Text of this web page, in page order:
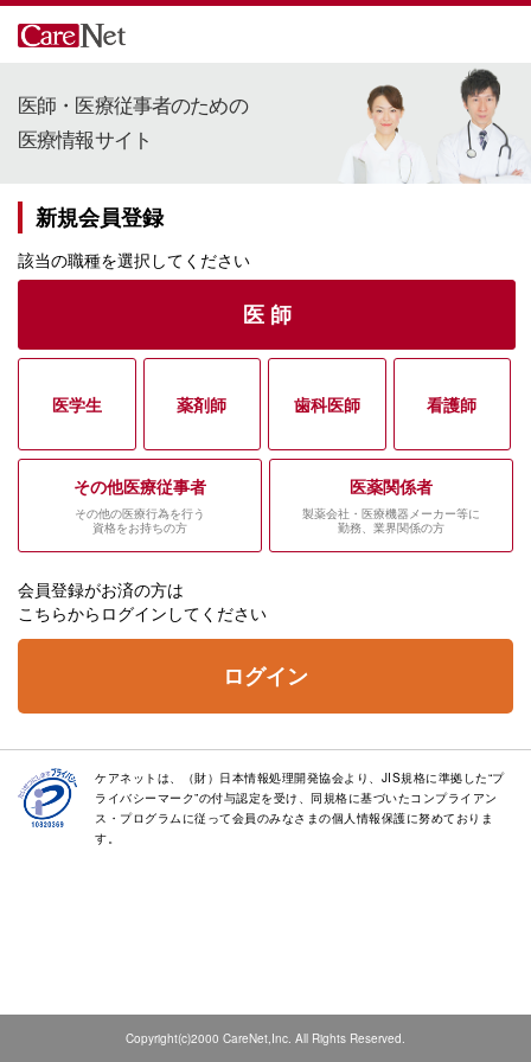
医師・医療従事者のための
医療情報サイト
新規会員登録
該当の職種を選択してください
医 師
医学生 薬剤師 歯科医師 看護師
その他医療従事者
その他の医療行為を行う
資格をお持ちの方
医薬関係者
製薬会社・医療機器メーカー等に
勤務、業界関係の方
会員登録がお済の方は
こちらからログインしてください
ログイン
ケアネットは、（財）日本情報処理開発協会より、JIS規格に準拠した“プ
ライバシーマーク”の付与認定を受け、同規格に基づいたコンプライアン
ス・プログラムに従って会員のみなさまの個人情報保護に努めておりま
す。
Copyright(c)2000 CareNet,Inc. All Rights Reserved.